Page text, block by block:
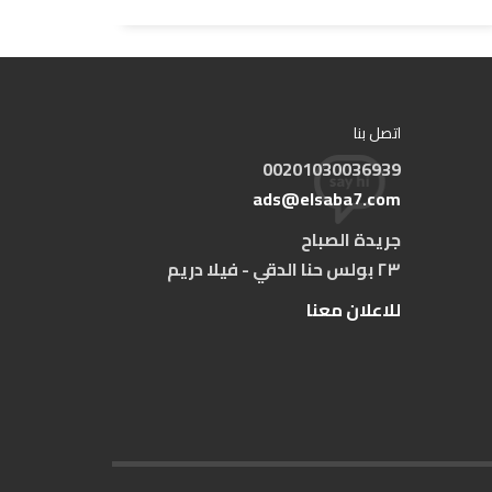
اتصل بنا
00201030036939
ads@elsaba7.com
جريدة الصباح
٢٣ بولس حنا الدقي - فيلا دريم
للاعلان معنا